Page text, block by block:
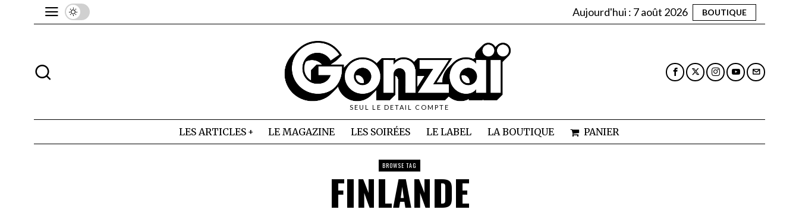
Aujourd'hui : 7 août 2026 BOUTIQUE
SEUL LE DETAIL COMPTE
LES ARTICLES LE MAGAZINE LES SOIRÉES LE LABEL LA BOUTIQUE PANIER
BROWSE TAG
FINLANDE